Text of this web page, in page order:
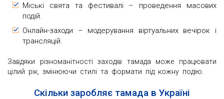
Міські свята та фестивалі – проведення масових
подій.
Онлайн-заходи – модерування віртуальних вечірок і
трансляцій.
Завдяки різноманітності заходів тамада може працювати
цілий рік, змінюючи стилі та формати під кожну подію.
Скільки заробляє тамада в Україні